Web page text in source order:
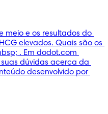
meio e os resultados do
elevados. Quais são os
. Em dodot.com
dúvidas acerca da
desenvolvido por